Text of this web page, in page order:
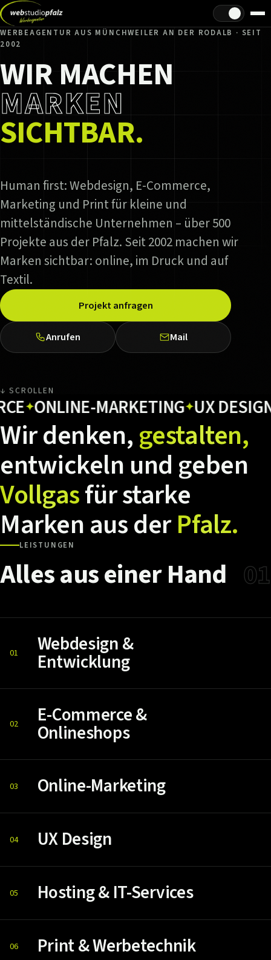
Hell/Dunkel
WERBEAGENTUR AUS MÜNCHWEILER AN DER RODALB · SEIT
2002
WIR MACHEN
MARKEN
SICHTBAR.
Human first: Webdesign, E-Commerce,
Marketing und Print für kleine und
mittelständische Unternehmen – über 500
Projekte aus der Pfalz. Seit 2002 machen wir
Marken sichtbar: online, im Druck und auf
Textil.
Projekt anfragen
Anrufen Mail
↓ SCROLLEN
ONLINE-MARKETING✦UX DESIGN✦
Wirdenken,gestalten,
entwickeln und geben
Vollgasfürstarke
MarkenausderPfalz.
LEISTUNGEN
AllesauseinerHand 01
01 Webdesign &
Entwicklung
02 E-Commerce &
Onlineshops
03 Online-Marketing
04 UX Design
05 Hosting & IT-Services
06 Print & Werbetechnik